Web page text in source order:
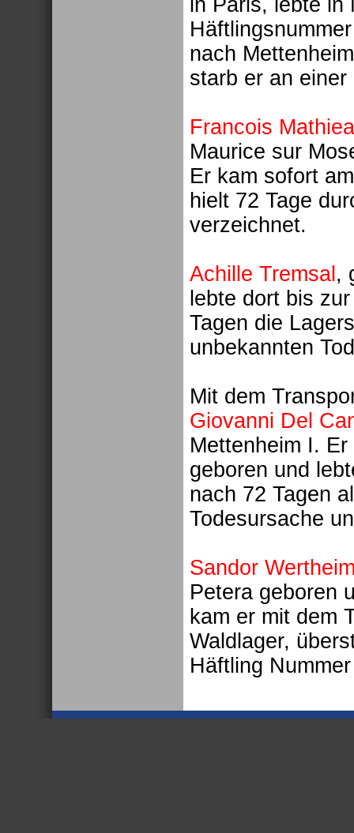
nach
starb er an
Francois
Maurice sur
Er kam sofort
hielt 72 Tage
verzeichnet.
Achille Tremsal ,
lebte dort bis
Tagen die
unbekannten
Mit dem
Giovanni Del
Mettenheim I.
geboren und
nach 72 Tagen
Todesursache
Sandor
Petera geboren
kam er mit dem
Waldlager,
Häftling